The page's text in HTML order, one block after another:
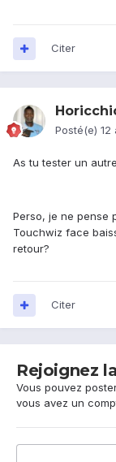
Citer
Posté(e) 12
As tu tester un
Perso, je ne pense
Touchwiz face
retour?
Citer
Rejoignez
Vous pouvez
vous avez un